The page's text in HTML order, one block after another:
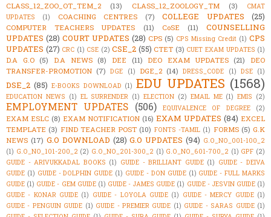
CLASS_12_ZOO_OT_TEM_2
(13) CLASS_12_ZOOLOGY_TM (3)
CMAT
UPDATES
(1) COACHING CENTRES (7) COLLEGE UPDATES (25)
COMPUTER TEACHERS UPDATES (11) CoSE (11)
COUNSELLING
UPDATES (28) COURT UPDATES (28) CPS (5) CPS Missing Credit (1) CPS
UPDATES (27) CRC (1) CSE (2) CSE_2 (55) CTET (3) CUET EXAM UPDATES (1)
D.A G.O (5) D.A NEWS (8) DEE (11) DEO EXAM UPDATES (21)
DEO
TRANSFER-PROMOTION (7) DGE (1) DGE_2 (14) DRESS_CODE (1) DSE (1)
DSE_2 (85) E-BOOKS DOWNLOAD (1) EDU UPDATES (1568)
EDUCATION NEWS (1) EL SURRENDER (1) ELECTION (2) EMAIL ME (1) EMIS (2)
EMPLOYMENT UPDATES (506) EQUIVALENCE OF DEGREE (2)
EXAM ESLC (8) EXAM NOTIFICATION (16) EXAM UPDATES (84) EXCEL
TEMPLATE (3) FIND TEACHER POST (10) FONTS -TAMIL (1) FORMS (5) G.K
NEWS (17) G.O DOWNLOAD (28) G.O UPDATES (94) G.O_NO_001-100_2
(1) G.O_NO_101-200_2 (2) G.O_NO_201-300_2 (1) G.O_NO_601-700_2 (1) GPF (2)
GUIDE - ARIVUKKADAL BOOKS (1) GUIDE - BRILLIANT GUIDE (1) GUIDE - DEIVA
GUIDE (1) GUIDE - DOLPHIN GUIDE (1) GUIDE - DON GUIDE (1) GUIDE - FULL MARKS
GUIDE (1) GUIDE - GEM GUIDE (1) GUIDE - JAMES GUIDE (1) GUIDE - JESVIN GUIDE (1)
GUIDE - KONAR GUIDE (1) GUIDE - LOYOLA GUIDE (1) GUIDE - MERCY GUIDE (1)
GUIDE - PENGUIN GUIDE (1) GUIDE - PREMIER GUIDE (1) GUIDE - SARAS GUIDE (1)